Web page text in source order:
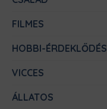
FILMES
HOBBI-ÉRDEKLŐDÉS
VICCES
ÁLLATOS